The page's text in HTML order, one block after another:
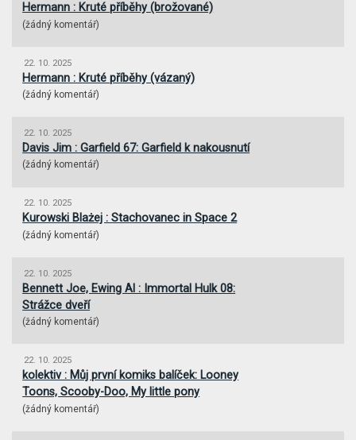
Hermann : Kruté příběhy (brožované)
(žádný komentář)
22. 10. 2025
Hermann : Kruté příběhy (vázaný)
(žádný komentář)
22. 10. 2025
Davis Jim : Garfield 67: Garfield k nakousnutí
(žádný komentář)
22. 10. 2025
Kurowski Blażej : Stachovanec in Space 2
(žádný komentář)
22. 10. 2025
Bennett Joe, Ewing Al : Immortal Hulk 08:
Strážce dveří
(žádný komentář)
22. 10. 2025
kolektiv : Můj první komiks balíček: Looney
Toons, Scooby-Doo, My little pony
(žádný komentář)